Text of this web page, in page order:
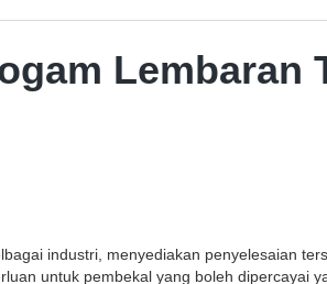
Lembaran
industri, menyediakan penyelesaian
untuk pembekal yang boleh